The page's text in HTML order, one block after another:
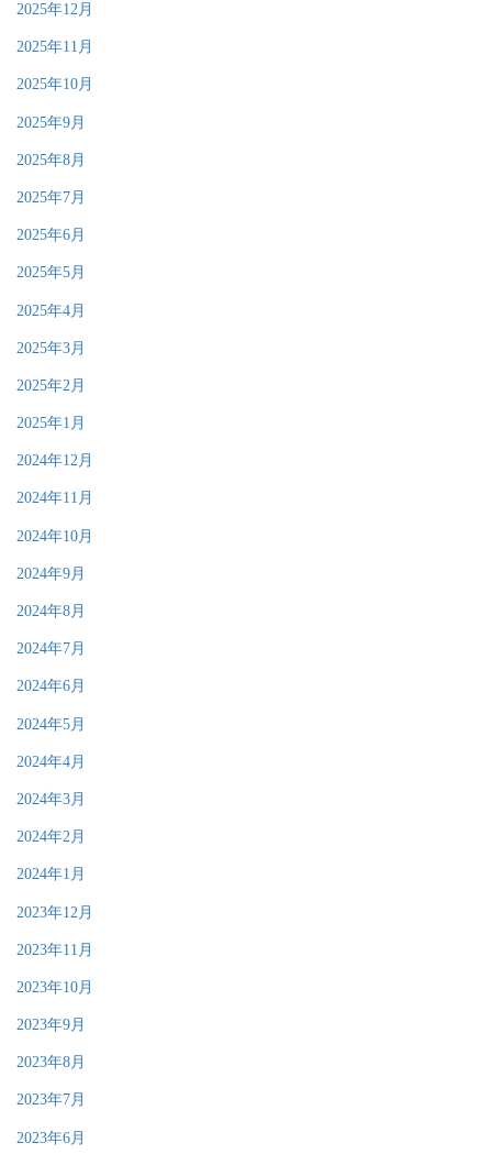
2025年12月
2025年11月
2025年10月
2025年9月
2025年8月
2025年7月
2025年6月
2025年5月
2025年4月
2025年3月
2025年2月
2025年1月
2024年12月
2024年11月
2024年10月
2024年9月
2024年8月
2024年7月
2024年6月
2024年5月
2024年4月
2024年3月
2024年2月
2024年1月
2023年12月
2023年11月
2023年10月
2023年9月
2023年8月
2023年7月
2023年6月